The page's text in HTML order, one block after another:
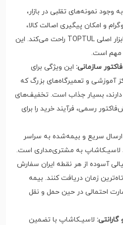
وجود نمونه‌های تقلبی در بازار،
و امکان پیگیری اصالت کالا،
خیال مشتری را از خرید ابزار اصلی TOPTUL راحت می‌کند. این
مهم است.
سازمانی: این ویژگی برای
آموزشی و تعمیرگاه‌های بزرگ که
دارند، بسیار جذاب است. تخفیف‌های
رسمی، فرآیند خرید را برای
ارسال سریع و بیمه‌شده به سراسر
لاسیـکاشاپ به مشتری‌مداری است.
آسوده از هر نقطه ایران سفارش
زمان دریافت کنند. بیمه
احتمالی در حین حمل و نقل
لاسیـکاشاپ با تضمین